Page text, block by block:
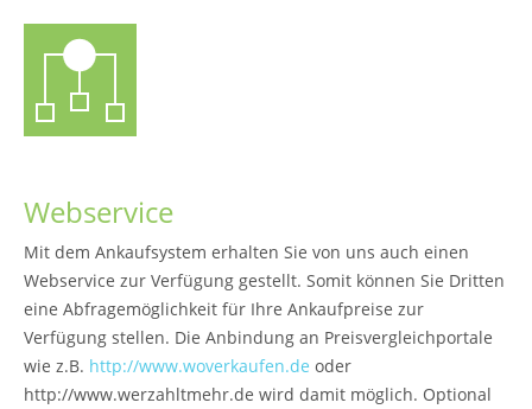
Webservice
Mit dem Ankaufsystem erhalten Sie von uns auch einen
Webservice zur Verfügung gestellt. Somit können Sie Dritten
eine Abfragemöglichkeit für Ihre Ankaufpreise zur
Verfügung stellen. Die Anbindung an Preisvergleichportale
wie z.B. http://www.woverkaufen.de oder
http://www.werzahltmehr.de wird damit möglich. Optional